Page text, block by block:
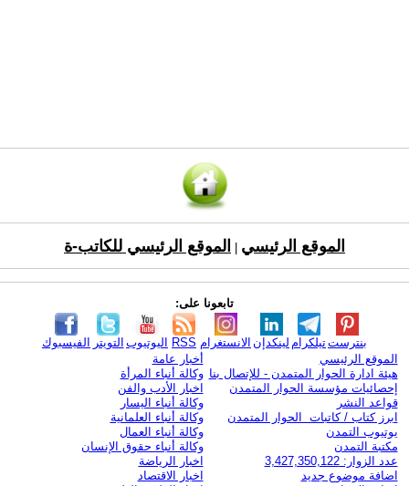
الموقع الرئيسي الموقع الرئيسي للكاتب-ة
تابعونا على:
الفيسبوك التويتر اليوتيوب RSS الانستغرام لينكدإن تيلكرامبنترست
الموقع الرئيسي
هيئة ادارة الحوار المتمدن - للإتصال بنا
إحصائيات مؤسسة الحوار المتمدن
قواعد النشر
ابرز كتاب / كاتبات الحوار المتمدن
يوتيوب التمدن
مكتبة التمدن
عدد الزوار: 3,427,350,122
اضافة موضوع جديد
أخبار عامة
وكالة أنباء المرأة
اخبار الأدب والفن
وكالة أنباء اليسار
وكالة أنباء العلمانية
وكالة أنباء العمال
وكالة أنباء حقوق الإنسان
اخبار الرياضة
اخبار الاقتصاد